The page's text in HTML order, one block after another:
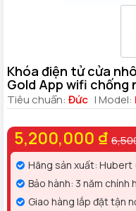
Khóa điện tử cửa
Gold App wifi chống
Tiêu chuẩn: Đức | Model:
5,200,000 ₫
Hãng sản xuất: Hubert
Bảo hành: 3 năm chính
Giao hàng lắp đặt tận